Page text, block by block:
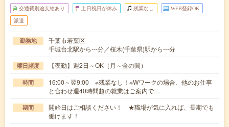
交通費別途支給あり 土日祝日が休み 残業なし WEB登録OK
派遣
勤務地
千葉市若葉区
千城台北駅から---分／桜木(千葉県)駅から---分
曜日頻度 【夜勤】週2日～OK（月～金の間）
時間
16:00～翌9:00 ※残業なし！※Wワークの場合、他のお仕事
と合わせ週40時間超の就業はご案内で…
期間
開始日はご相談ください！ ★職場が気に入れば、長期でも
働けます！